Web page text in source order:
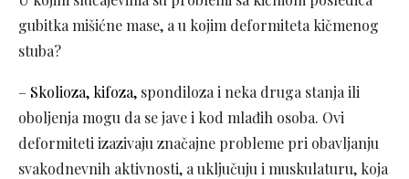
gubitka mišićne mase, a u kojim deformiteta kičmenog
stuba?
– Skolioza, kifoza, spondiloza i neka druga stanja ili
oboljenja mogu da se jave i kod mlađih osoba. Ovi
deformiteti izazivaju značajne probleme pri obavljanju
svakodnevnih aktivnosti, a uključuju i muskulaturu, koja